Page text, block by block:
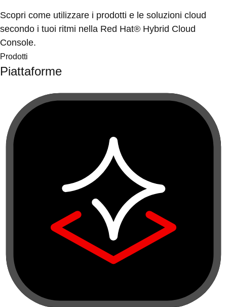
Scopri come utilizzare i prodotti e le soluzioni cloud
secondo i tuoi ritmi nella Red Hat® Hybrid Cloud
Console.
Prodotti
Piattaforme